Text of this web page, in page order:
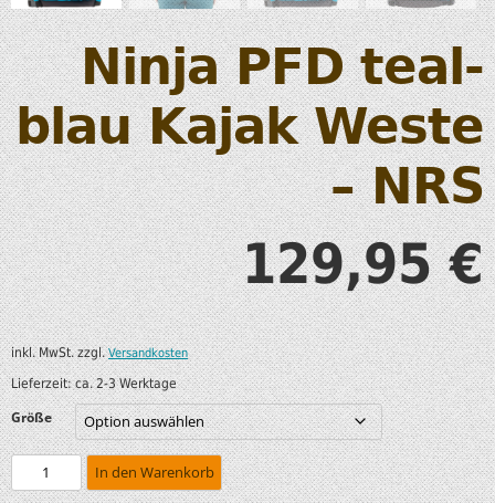
Ninja PFD teal-
blau Kajak Weste
– NRS
129,95€
inkl. MwSt. zzgl.Versandkosten
Lieferzeit:ca. 2-3 Werktage
Größe
In den Warenkorb